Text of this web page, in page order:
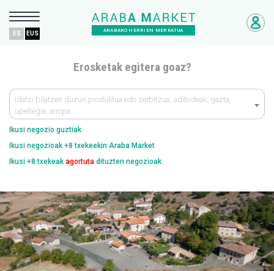
ARABAKO HERRIEN MERKATUA
ES EUS
Erosketak egitera goaz?
Idatzi bilatzen duzun produktua edo zerbitzua, adibideak; gazta,
upeltegia, arropa…
Ikusi negozio guztiak
Ikusi negozioak +8 txekeekin Araba Market
Ikusi +8 txekeak agortuta dituzten negozioak